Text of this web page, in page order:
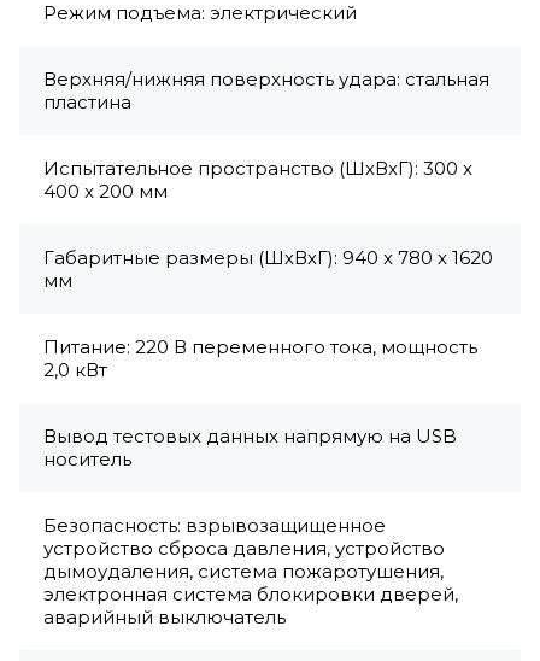
Режим подъема: электрический
Верхняя/нижняя поверхность удара: стальная
пластина
Испытательное пространство (ШхВхГ): 300 x
400 x 200 мм
Габаритные размеры (ШхВхГ): 940 x 780 x 1620
мм
Питание: 220 В переменного тока, мощность
2,0 кВт
Вывод тестовых данных напрямую на USB
носитель
Безопасность: взрывозащищенное
устройство сброса давления, устройство
дымоудаления, система пожаротушения,
электронная система блокировки дверей,
аварийный выключатель